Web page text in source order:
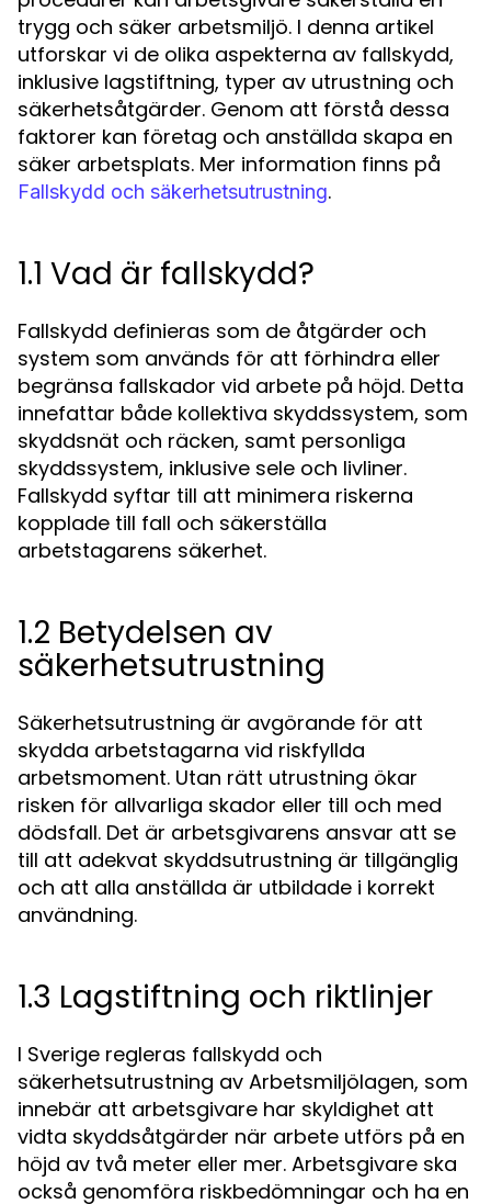
trygg och säker arbetsmiljö. I denna artikel
utforskar vi de olika aspekterna av fallskydd,
inklusive lagstiftning, typer av utrustning och
säkerhetsåtgärder. Genom att förstå dessa
faktorer kan företag och anställda skapa en
säker arbetsplats. Mer information finns på
Fallskydd och säkerhetsutrustning.
1.1 Vad är fallskydd?
Fallskydd definieras som de åtgärder och
system som används för att förhindra eller
begränsa fallskador vid arbete på höjd. Detta
innefattar både kollektiva skyddssystem, som
skyddsnät och räcken, samt personliga
skyddssystem, inklusive sele och livliner.
Fallskydd syftar till att minimera riskerna
kopplade till fall och säkerställa
arbetstagarens säkerhet.
1.2 Betydelsen av
säkerhetsutrustning
Säkerhetsutrustning är avgörande för att
skydda arbetstagarna vid riskfyllda
arbetsmoment. Utan rätt utrustning ökar
risken för allvarliga skador eller till och med
dödsfall. Det är arbetsgivarens ansvar att se
till att adekvat skyddsutrustning är tillgänglig
och att alla anställda är utbildade i korrekt
användning.
1.3 Lagstiftning och riktlinjer
I Sverige regleras fallskydd och
säkerhetsutrustning av Arbetsmiljölagen, som
innebär att arbetsgivare har skyldighet att
vidta skyddsåtgärder när arbete utförs på en
höjd av två meter eller mer. Arbetsgivare ska
också genomföra riskbedömningar och ha en